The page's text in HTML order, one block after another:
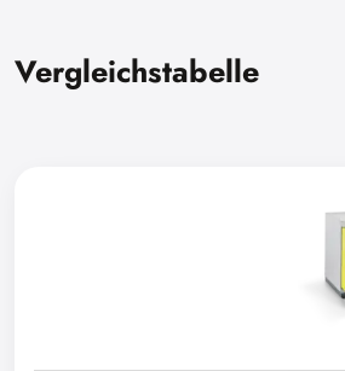
Vergleichstabelle